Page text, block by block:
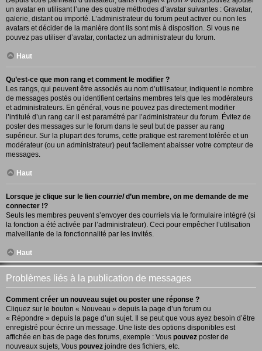
un avatar en utilisant l’une des quatre méthodes d’avatar suivantes : Gravatar,
galerie, distant ou importé. L’administrateur du forum peut activer ou non les
avatars et décider de la manière dont ils sont mis à disposition. Si vous ne
pouvez pas utiliser d’avatar, contactez un administrateur du forum.
Haut
Qu’est-ce que mon rang et comment le modifier ?
Les rangs, qui peuvent être associés au nom d’utilisateur, indiquent le nombre
de messages postés ou identifient certains membres tels que les modérateurs
et administrateurs. En général, vous ne pouvez pas directement modifier
l’intitulé d’un rang car il est paramétré par l’administrateur du forum. Évitez de
poster des messages sur le forum dans le seul but de passer au rang
supérieur. Sur la plupart des forums, cette pratique est rarement tolérée et un
modérateur (ou un administrateur) peut facilement abaisser votre compteur de
messages.
Haut
Lorsque je clique sur le lien courrield’un membre, on me demande de me
connecter !?
Seuls les membres peuvent s’envoyer des courriels via le formulaire intégré (si
la fonction a été activée par l’administrateur). Ceci pour empêcher l’utilisation
malveillante de la fonctionnalité par les invités.
Haut
Problèmes liés à la publication de messages
Comment créer un nouveau sujet ou poster une réponse ?
Cliquez sur le bouton « Nouveau » depuis la page d’un forum ou
« Répondre » depuis la page d’un sujet. Il se peut que vous ayez besoin d’être
enregistré pour écrire un message. Une liste des options disponibles est
affichée en bas de page des forums, exemple : Vous pouvez poster de
nouveaux sujets, Vous pouvez joindre des fichiers, etc.